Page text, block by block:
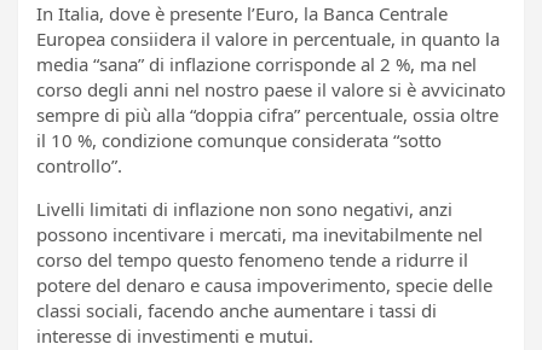
In Italia, dove è presente l’Euro, la Banca Centrale
Europea consiidera il valore in percentuale, in quanto la
media “sana” di inflazione corrisponde al 2 %, ma nel
corso degli anni nel nostro paese il valore si è avvicinato
sempre di più alla “doppia cifra” percentuale, ossia oltre
il 10 %, condizione comunque considerata “sotto
controllo”.
Livelli limitati di inflazione non sono negativi, anzi
possono incentivare i mercati, ma inevitabilmente nel
corso del tempo questo fenomeno tende a ridurre il
potere del denaro e causa impoverimento, specie delle
classi sociali, facendo anche aumentare i tassi di
interesse di investimenti e mutui.